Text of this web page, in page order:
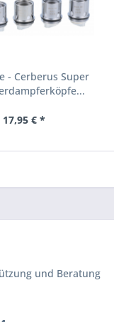
- Cerberus Super
17,95 € *
und Beratung